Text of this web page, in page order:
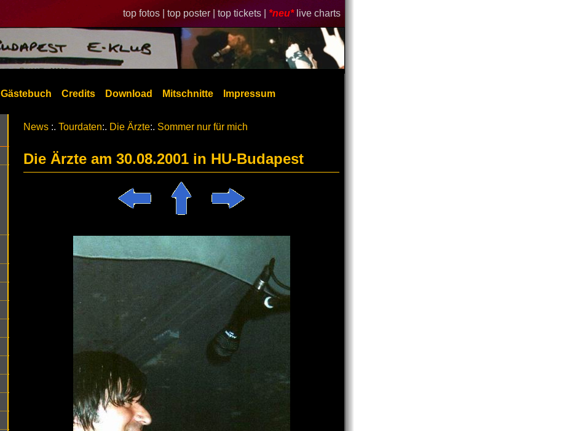
top fotos | top poster | top tickets | *neu* live charts
Gästebuch Credits Download Mitschnitte Impressum
News :. Tourdaten:. Die Ärzte:. Sommer nur für mich
Die Ärzte am 30.08.2001 in HU-Budapest